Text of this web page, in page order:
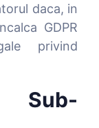
daca, in
GDPR
privind